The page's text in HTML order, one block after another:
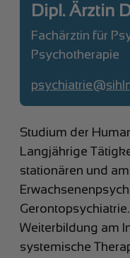
Dipl. Ärztin
Fachärztin für
Psychotherapie
Studium der
Langjährige
stationären und
Weiterbildung am
systemische